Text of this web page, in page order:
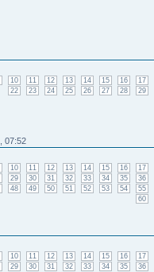
10 11 12 13 14 15 16
17
22
23 24 25 26 27 28 29
07:52
10 11 12 13 14 15 16
17
29 30 31 32 33 34 35
36
48 49 50 51 52 53 54
55
60
10 11 12 13 14 15 16
17
29 30 31 32 33 34 35
36